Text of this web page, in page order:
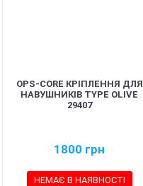
OPS-CORE КРІПЛЕННЯ ДЛЯ
НАВУШНИКІВ TYPE OLIVE
29407
1800 грн
НЕМАЄ В НАЯВНОСТІ